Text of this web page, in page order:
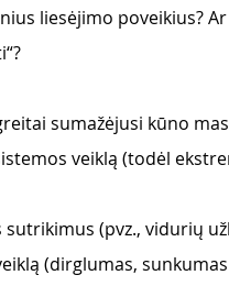
liesėjimo poveikius?
sumažėjusi kūno
veiklą (todėl
(pvz., vidurių
(dirglumas,